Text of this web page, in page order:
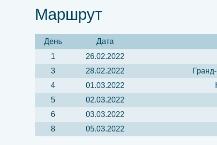
Маршрут
День
Дата
1
26.02.2022
3
28.02.2022
4
01.03.2022
5
02.03.2022
6
03.03.2022
8
05.03.2022